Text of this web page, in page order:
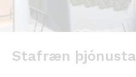
Stafræn þjónusta